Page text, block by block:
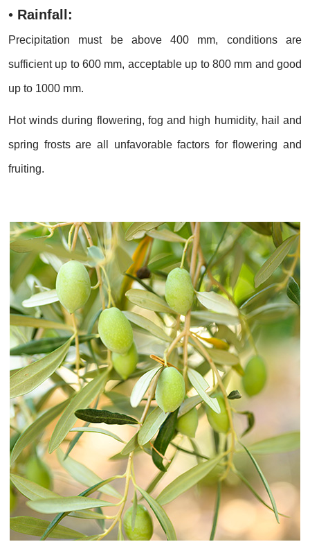
• Rainfall:
Precipitation must be above 400 mm, conditions are
sufficient up to 600 mm, acceptable up to 800 mm and good
up to 1000 mm.
Hot winds during flowering, fog and high humidity, hail and
spring frosts are all unfavorable factors for flowering and
fruiting.